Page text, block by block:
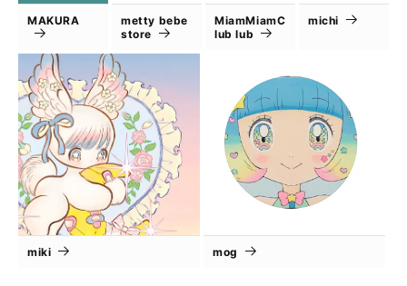
MAKURA
metty bebe
store
MiamMiamC
lub lub
michi
miki mog